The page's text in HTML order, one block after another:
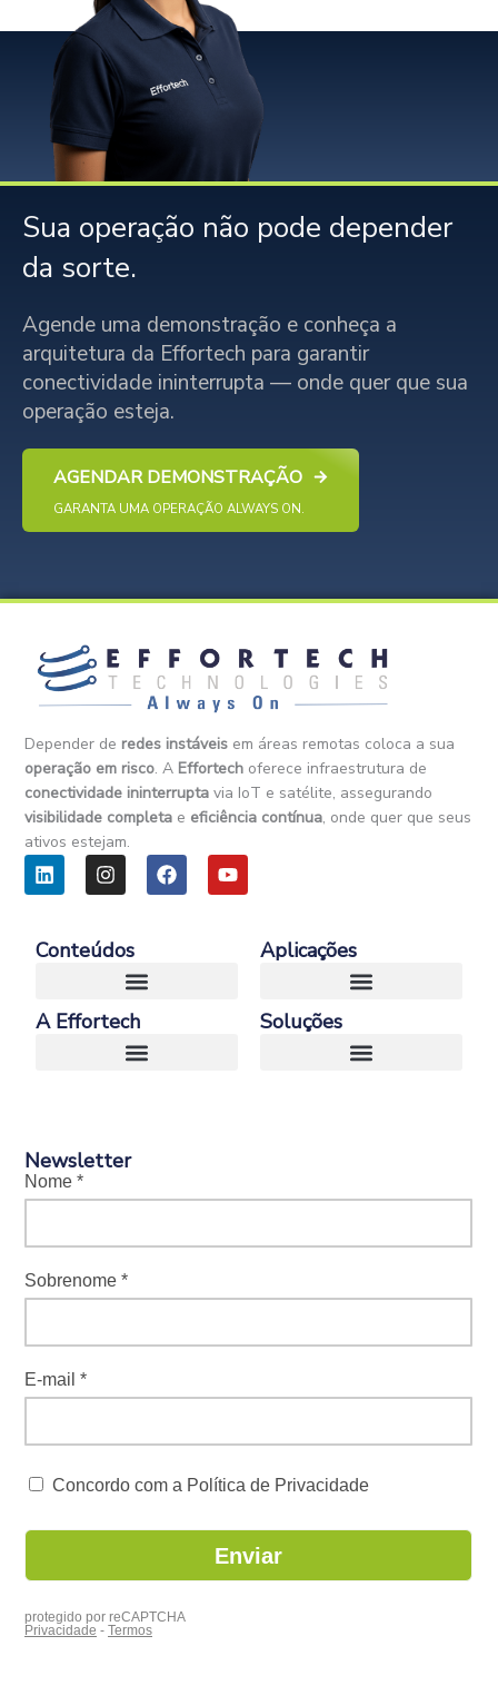
Sua operação não pode depender
da sorte.
Agende uma demonstração e conheça a
arquitetura da Effortech para garantir
conectividade ininterrupta — onde quer que sua
operação esteja.
AGENDAR DEMONSTRAÇÃO
GARANTA UMA OPERAÇÃO ALWAYS ON.
Depender de redes instáveis em áreas remotas coloca a sua
operação em risco. A Effortech oferece infraestrutura de
conectividade ininterrupta via IoT e satélite, assegurando
visibilidade completa e eficiência contínua, onde quer que seus
ativos estejam.
L
i
n
e
d
I
n
s
a
g
m
F
a
c
Y
o
u
Aplicações
Soluções
Conteúdos
A Effortech
Newsletter